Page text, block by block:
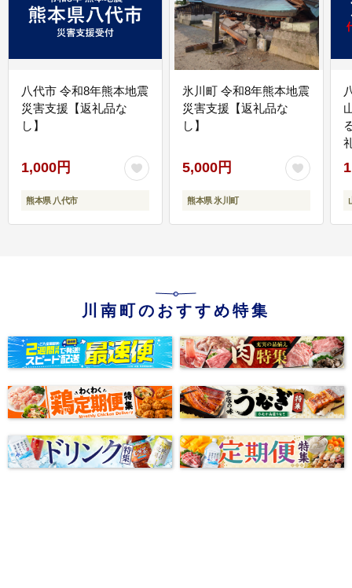
八代市 令和8年熊本地震
災害支援【返礼品な
し】
1,000円
熊本県 八代市
氷川町 令和8年熊本地震
災害支援【返礼品な
し】
5,000円
熊本県 氷川町
川南町のおすすめ特集